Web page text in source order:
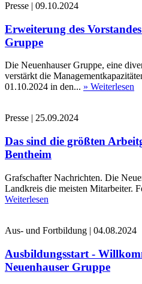
Presse | 09.10.2024
Erweiterung des
Gruppe
Die Neuenhauser Gruppe, eine
verstärkt die
01.10.2024 in den... » Weiterlesen
Presse | 25.09.2024
Das sind die größten
Bentheim
Grafschafter Nachrichten. Die
Landkreis die meisten Mitarbeiter.
Weiterlesen
Aus- und Fortbildung | 04.08.2024
Ausbildungsstart -
Neuenhauser Gruppe